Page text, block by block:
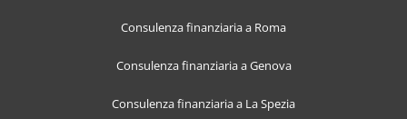
Consulenza finanziaria a Roma
Consulenza finanziaria a Genova
Consulenza finanziaria a La Spezia